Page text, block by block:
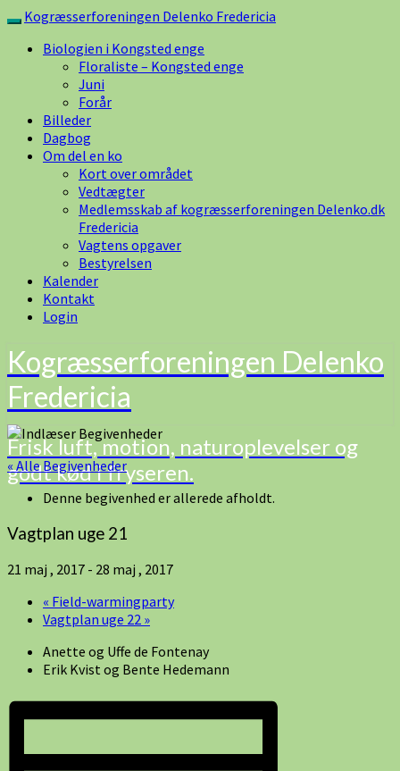
Skip
content
Toggle
navigation
Kogræsserforeningen Delenko Fredericia
Biologien i Kongsted enge
Floraliste – Kongsted enge
Juni
Forår
Billeder
Dagbog
Om del en ko
Kort over området
Vedtægter
Medlemsskab af kogræsserforeningen Delenko.dk
Fredericia
Vagtens opgaver
Bestyrelsen
Kalender
Kontakt
Login
Kogræsserforeningen Delenko
Fredericia
Frisk luft, motion, naturoplevelser og
godt kød i fryseren.
« Alle Begivenheder
Denne begivenhed er allerede afholdt.
Vagtplan uge 21
21 maj , 2017 - 28 maj , 2017
« Field-warmingparty
Vagtplan uge 22 »
Anette og Uffe de Fontenay
Erik Kvist og Bente Hedemann